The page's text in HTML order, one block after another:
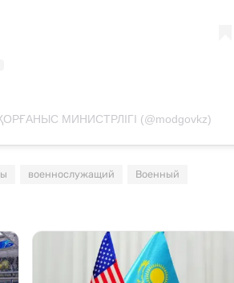
МИНИСТРЛІГІ (@modgovkz)
военнослужащий Военный